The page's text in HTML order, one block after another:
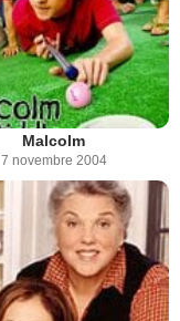
Malcolm
7 novembre 2004